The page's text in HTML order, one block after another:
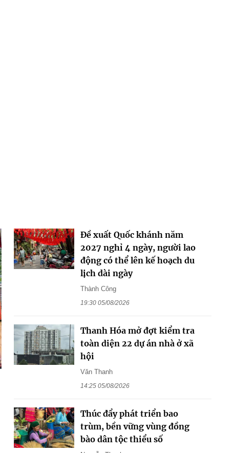
Đề xuất Quốc khánh năm
2027 nghỉ 4 ngày, người lao
động có thể lên kế hoạch du
lịch dài ngày
Thành Công
19:30 05/08/2026
Thanh Hóa mở đợt kiểm tra
toàn diện 22 dự án nhà ở xã
hội
Văn Thanh
14:25 05/08/2026
Thúc đẩy phát triển bao
trùm, bền vững vùng đồng
bào dân tộc thiểu số